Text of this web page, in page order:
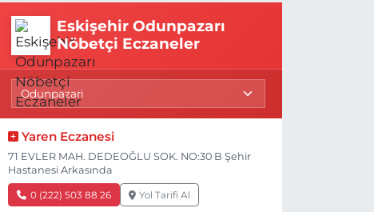
Eskişehir Odunpazarı
Nöbetçi Eczaneler
Yaren Eczanesi
71 EVLER MAH. DEDEOĞLU SOK. NO:30 B Şehir
Hastanesi Arkasında
0 (222) 503 88 26 Yol Tarifi Al